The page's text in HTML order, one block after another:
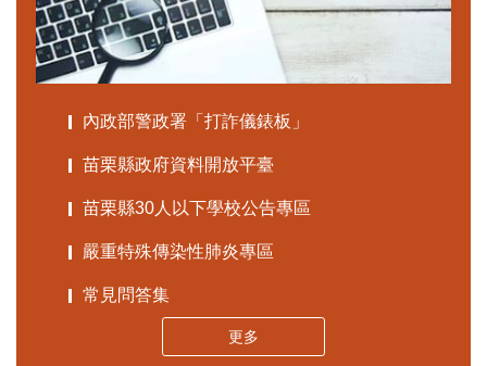
內政部警政署「打詐儀錶板」
苗栗縣政府資料開放平臺
苗栗縣30人以下學校公告專區
嚴重特殊傳染性肺炎專區
常見問答集
更多